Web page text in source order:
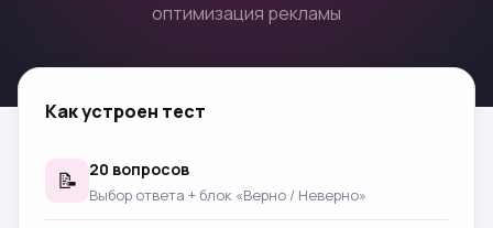
оптимизация рекламы
Как устроен тест
📝 20 вопросов
Выбор ответа + блок «Верно / Неверно»